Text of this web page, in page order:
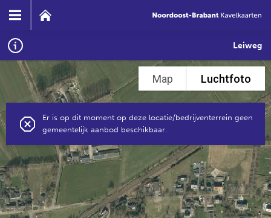
Map Luchtfoto
Er is op dit moment op deze locatie/bedrijventerrein geen
gemeentelijk aanbod beschikbaar.
Leiweg